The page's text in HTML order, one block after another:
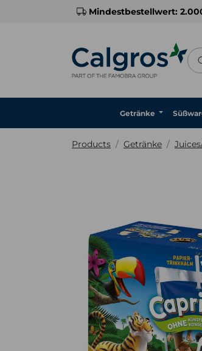
Mindestbestellwert:
Getränke
Products Getränke